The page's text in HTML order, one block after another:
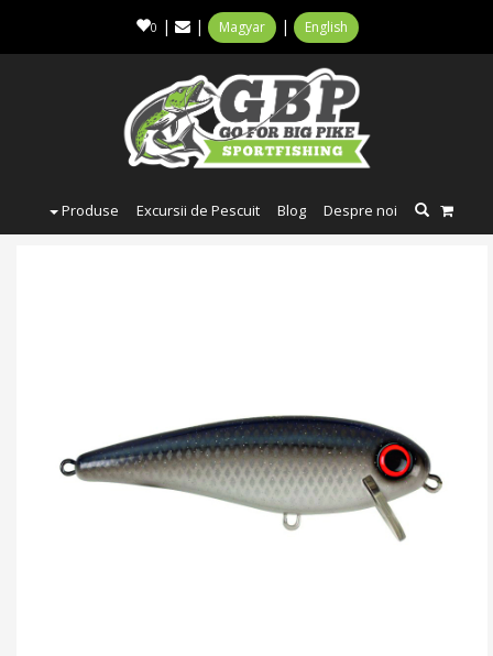
0 | | Magyar | English
Produse Excursii de Pescuit Blog Despre noi